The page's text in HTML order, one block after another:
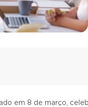
em 8 de março,